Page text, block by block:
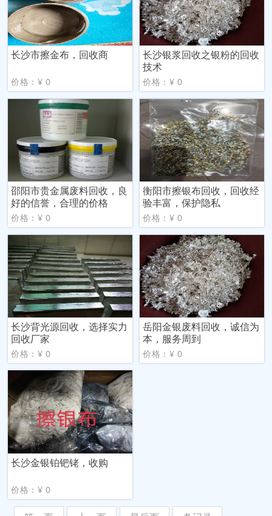
长沙市擦金布，回收商
价格：¥ 0
长沙银浆回收之银粉的回收
技术
价格：¥ 0
邵阳市贵金属废料回收，良
好的信誉，合理的价格
价格：¥ 0
衡阳市擦银布回收，回收经
验丰富，保护隐私
价格：¥ 0
长沙背光源回收，选择实力
回收厂家
价格：¥ 0
岳阳金银废料回收，诚信为
本，服务周到
价格：¥ 0
长沙金银铂钯铑，收购
价格：¥ 0